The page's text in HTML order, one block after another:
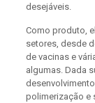
desejáveis.
Como produto,
setores, desde
de vacinas e
algumas. Dada
polimerização e